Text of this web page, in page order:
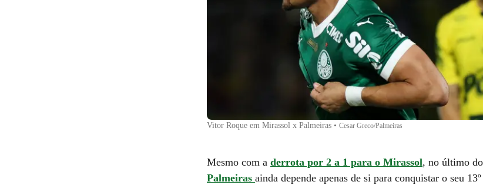
Vitor Roque em Mirassol x Palmeiras • Cesar Greco/Palmeiras
Mesmo com a derrota por 2 a 1 para o Mirassol, no último
Palmeiras ainda depende apenas de si para conquistar o seu